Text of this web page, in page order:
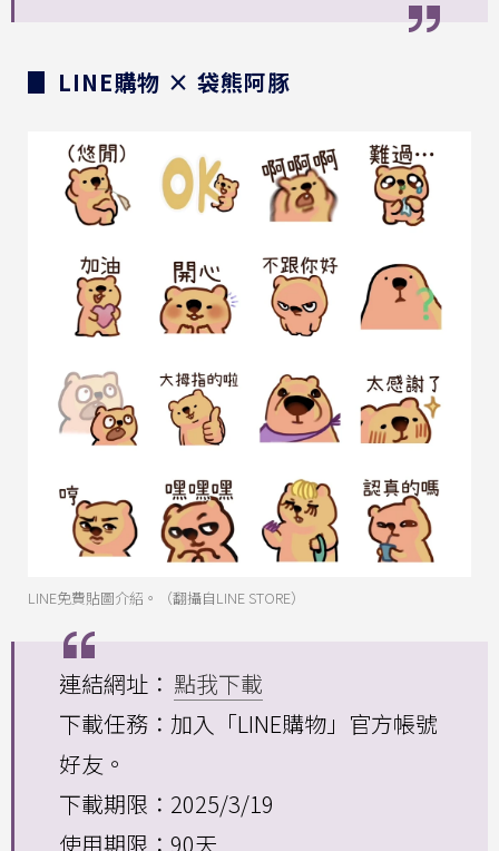
▊ LINE購物 × 袋熊阿豚
LINE免費貼圖介紹。（翻攝自LINE STORE）
連結網址： 點我下載
下載任務：加入「LINE購物」官方帳號
好友。
下載期限：2025/3/19
使用期限：90天